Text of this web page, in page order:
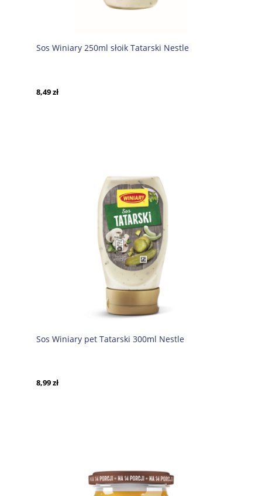
Sos Winiary 250ml słoik Tatarski Nestle
8,49 zł
Sos Winiary pet Tatarski 300ml Nestle
8,99 zł